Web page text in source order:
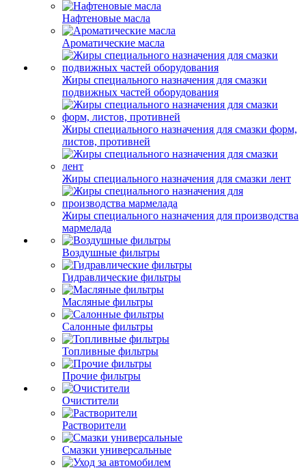
Нафтеновые масла
Ароматические масла
Жиры специального назначения для смазки
подвижных частей оборудования
Жиры специального назначения для смазки форм,
листов, противней
Жиры специального назначения для смазки лент
Жиры специального назначения для производства
мармелада
Воздушные фильтры
Гидравлические фильтры
Масляные фильтры
Салонные фильтры
Топливные фильтры
Прочие фильтры
Очистители
Растворители
Смазки универсальные